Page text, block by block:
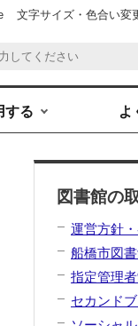
文字サイズ・色合い変
する よ
図書館の
運営方針
船橋市図
指定管理
セカンド